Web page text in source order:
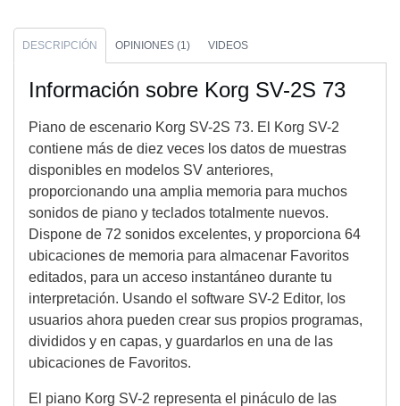
DESCRIPCIÓN OPINIONES (1) VIDEOS
Información sobre Korg SV-2S 73
Piano de escenario Korg SV-2S 73. El Korg SV-2
contiene más de diez veces los datos de muestras
disponibles en modelos SV anteriores,
proporcionando una amplia memoria para muchos
sonidos de piano y teclados totalmente nuevos.
Dispone de 72 sonidos excelentes, y proporciona 64
ubicaciones de memoria para almacenar Favoritos
editados, para un acceso instantáneo durante tu
interpretación. Usando el software SV-2 Editor, los
usuarios ahora pueden crear sus propios programas,
divididos y en capas, y guardarlos en una de las
ubicaciones de Favoritos.
El piano Korg SV-2 representa el pináculo de las